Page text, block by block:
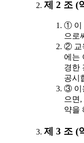
제 2 조 (
① 이
으로
② 교
에는
경한
공시
③ 이
으면
약을
제 3 조 (